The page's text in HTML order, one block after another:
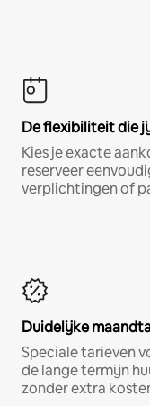
De flexibiliteit die
Kies je exacte
reserveer
verplichtingen of
Duidelijke
Speciale tarieven
de lange termijn
zonder extra